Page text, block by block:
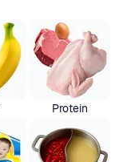
Protein